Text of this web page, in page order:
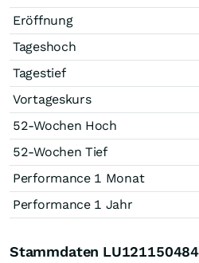
Eröffnung
Tageshoch
Tagestief
Vortageskurs
52-Wochen Hoch
52-Wochen Tief
Performance 1 Monat
Performance 1 Jahr
Stammdaten